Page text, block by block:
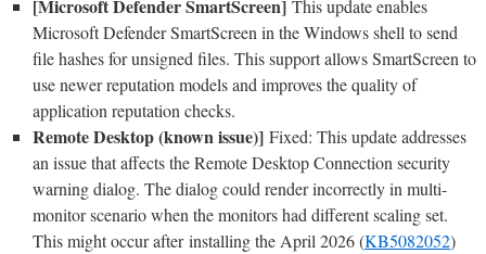
[Microsoft Defender SmartScreen] This update enables
Microsoft Defender SmartScreen in the Windows shell to send
file hashes for unsigned files. This support allows SmartScreen to
use newer reputation models and improves the quality of
application reputation checks.
Remote Desktop (known issue)] Fixed: This update addresses
an issue that affects the Remote Desktop Connection security
warning dialog. The dialog could render incorrectly in multi-
monitor scenario when the monitors had different scaling set.
This might occur after installing the April 2026 (KB5082052)